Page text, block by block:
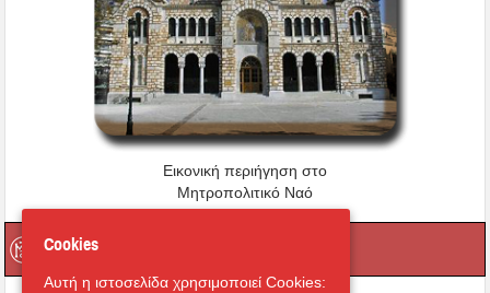
Εικονική περιήγηση στο
Μητροπολιτικό Ναό
Cookies
Αυτή η ιστοσελίδα χρησιμοποιεί Cookies: